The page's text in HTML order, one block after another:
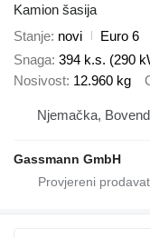
Kamion šasija
Stanje novi
Euro 6
Snaga 394 k.s. (290
Nosivost 12.960 kg
Njemačka,
Gassmann GmbH